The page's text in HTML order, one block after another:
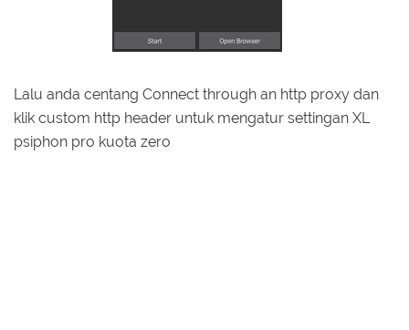
Lalu anda centang Connect through an http proxy dan
klik custom http header untuk mengatur settingan XL
psiphon pro kuota zero